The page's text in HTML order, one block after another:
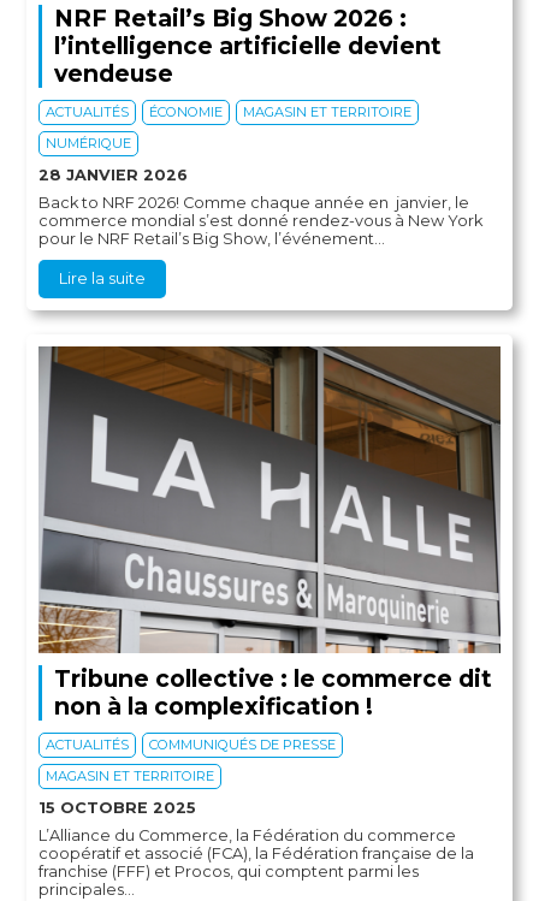
NRF Retail’s Big Show 2026 :
l’intelligence artificielle devient
vendeuse
ACTUALITÉS ÉCONOMIE
MAGASIN ET TERRITOIRE
NUMÉRIQUE
28 JANVIER 2026
Back to NRF 2026! Comme chaque année en janvier, le
commerce mondial s’est donné rendez-vous à New York
pour le NRF Retail’s Big Show, l’événement...
Lire la suite
Tribune collective : le commerce dit
non à la complexification !
ACTUALITÉS
COMMUNIQUÉS DE PRESSE
MAGASIN ET TERRITOIRE
15 OCTOBRE 2025
L’Alliance du Commerce, la Fédération du commerce
coopératif et associé (FCA), la Fédération française de la
franchise (FFF) et Procos, qui comptent parmi les
principales...